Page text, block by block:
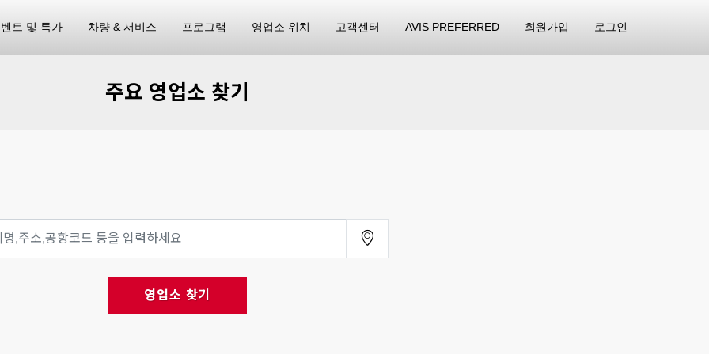
트 및 특가 차량 & 서비스 프로그램 영업소 위치 고객센터 AVIS PREFERRED 회원가입 로그인
주요 영업소 찾기
영업소 찾기